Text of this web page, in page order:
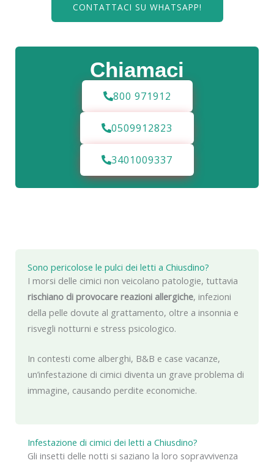
Chiamaci
800 971912
0509912823
3401009337
CONTATTACI SU WHATSAPP!
Infestazione di cimici dei letti a Chiusdino?
Gli insetti delle notti si saziano la loro sopravvivenza
Sono pericolose le pulci dei letti a Chiusdino?
I morsi delle cimici non veicolano patologie, tuttavia
rischiano di provocare reazioni allergiche, infezioni
della pelle dovute al grattamento, oltre a insonnia e
risvegli notturni e stress psicologico.
In contesti come alberghi, B&B e case vacanze,
un’infestazione di cimici diventa un grave problema di
immagine, causando perdite economiche.